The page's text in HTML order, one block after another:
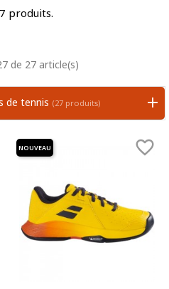
produits.
de 27 article(s)
de tennis (27 produits)

NOUVEAU